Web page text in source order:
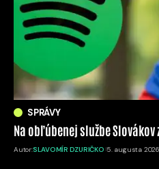
SPRÁVY
Na obľúbenej službe
Autor:SLAVOMÍR DZURIČKO 5. augusta 2026